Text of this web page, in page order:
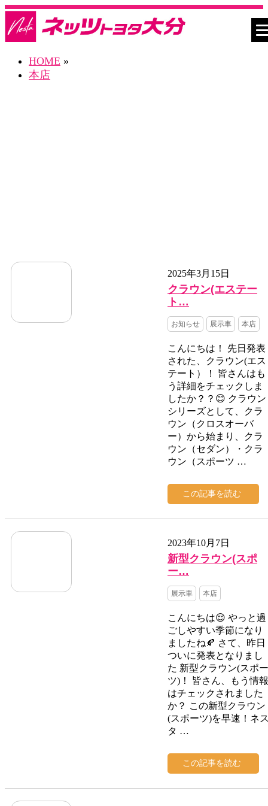
HOME »
本店
2025年3月15日
クラウン(エステー
ト…
お知らせ 展示車 本店
こんにちは！ 先日発表
された、クラウン(エス
テート）！ 皆さんはも
う詳細をチェックしま
したか？？😊 クラウン
シリーズとして、クラ
ウン（クロスオーバ
ー）から始まり、クラ
ウン（セダン）・クラ
ウン（スポーツ …
この記事を読む
2023年10月7日
新型クラウン(スポ
ー…
展示車 本店
こんにちは😌 やっと過
ごしやすい季節になり
ましたね🍂 さて、昨日
ついに発表となりまし
た 新型クラウン(スポー
ツ)！ 皆さん、もう情報
はチェックされました
か？ この新型クラウン
(スポーツ)を早速！ネ
タ …
この記事を読む